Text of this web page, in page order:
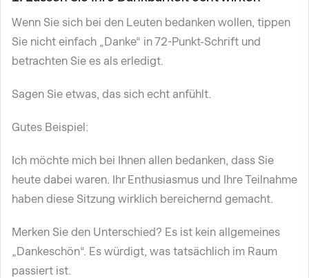
Wenn Sie sich bei den Leuten bedanken wollen, tippen
Sie nicht einfach „Danke“ in 72-Punkt-Schrift und
betrachten Sie es als erledigt.
Sagen Sie etwas, das sich echt anfühlt.
Gutes Beispiel:
Ich möchte mich bei Ihnen allen bedanken, dass Sie
heute dabei waren. Ihr Enthusiasmus und Ihre Teilnahme
haben diese Sitzung wirklich bereichernd gemacht.
Merken Sie den Unterschied? Es ist kein allgemeines
„Dankeschön“. Es würdigt, was tatsächlich im Raum
passiert ist.